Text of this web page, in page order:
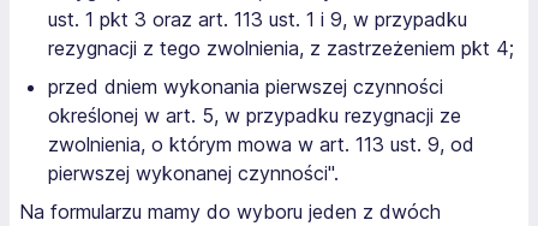
ust. 1 pkt 3 oraz art. 113 ust. 1 i 9, w przypadku
rezygnacji z tego zwolnienia, z zastrzeżeniem pkt 4;
przed dniem wykonania pierwszej czynności
określonej w art. 5, w przypadku rezygnacji ze
zwolnienia, o którym mowa w art. 113 ust. 9, od
pierwszej wykonanej czynności".
Na formularzu mamy do wyboru jeden z dwóch